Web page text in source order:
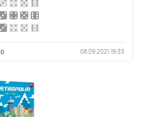
0 08.09.2021 19:33